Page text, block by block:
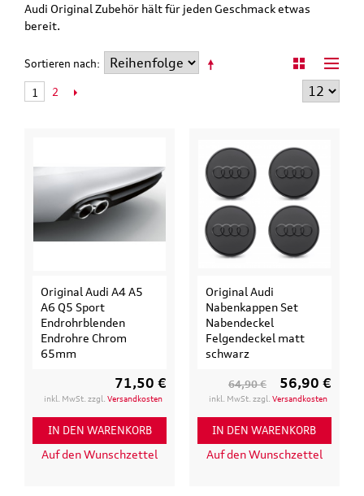
Audi Original Zubehör hält für jeden Geschmack etwas
bereit.
Sortieren nach
1 2
Original Audi A4 A5
A6 Q5 Sport
Endrohrblenden
Endrohre Chrom
65mm
71,50 €
inkl. MwSt. zzgl.Versandkosten
IN DEN WARENKORB
Auf den Wunschzettel
Original Audi
Nabenkappen Set
Nabendeckel
Felgendeckel matt
schwarz
64,90 € 56,90 €
inkl. MwSt. zzgl. Versandkosten
IN DEN WARENKORB
Auf den Wunschzettel